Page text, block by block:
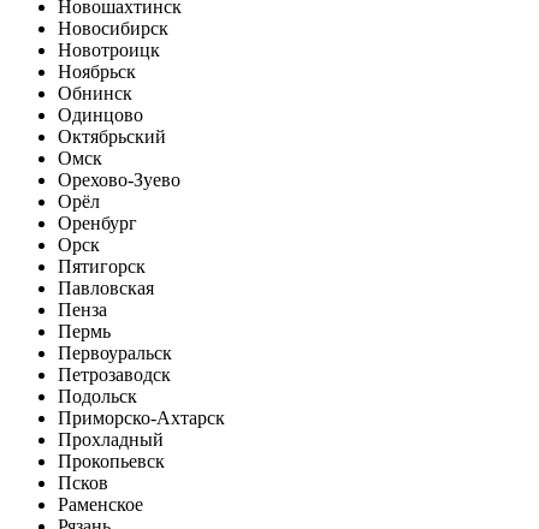
Новошахтинск
Новосибирск
Новотроицк
Ноябрьск
Обнинск
Одинцово
Октябрьский
Омск
Орехово-Зуево
Орёл
Оренбург
Орск
Пятигорск
Павловская
Пенза
Пермь
Первоуральск
Петрозаводск
Подольск
Приморско-Ахтарск
Прохладный
Прокопьевск
Псков
Раменское